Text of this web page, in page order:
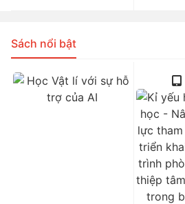
Sách nổi bật